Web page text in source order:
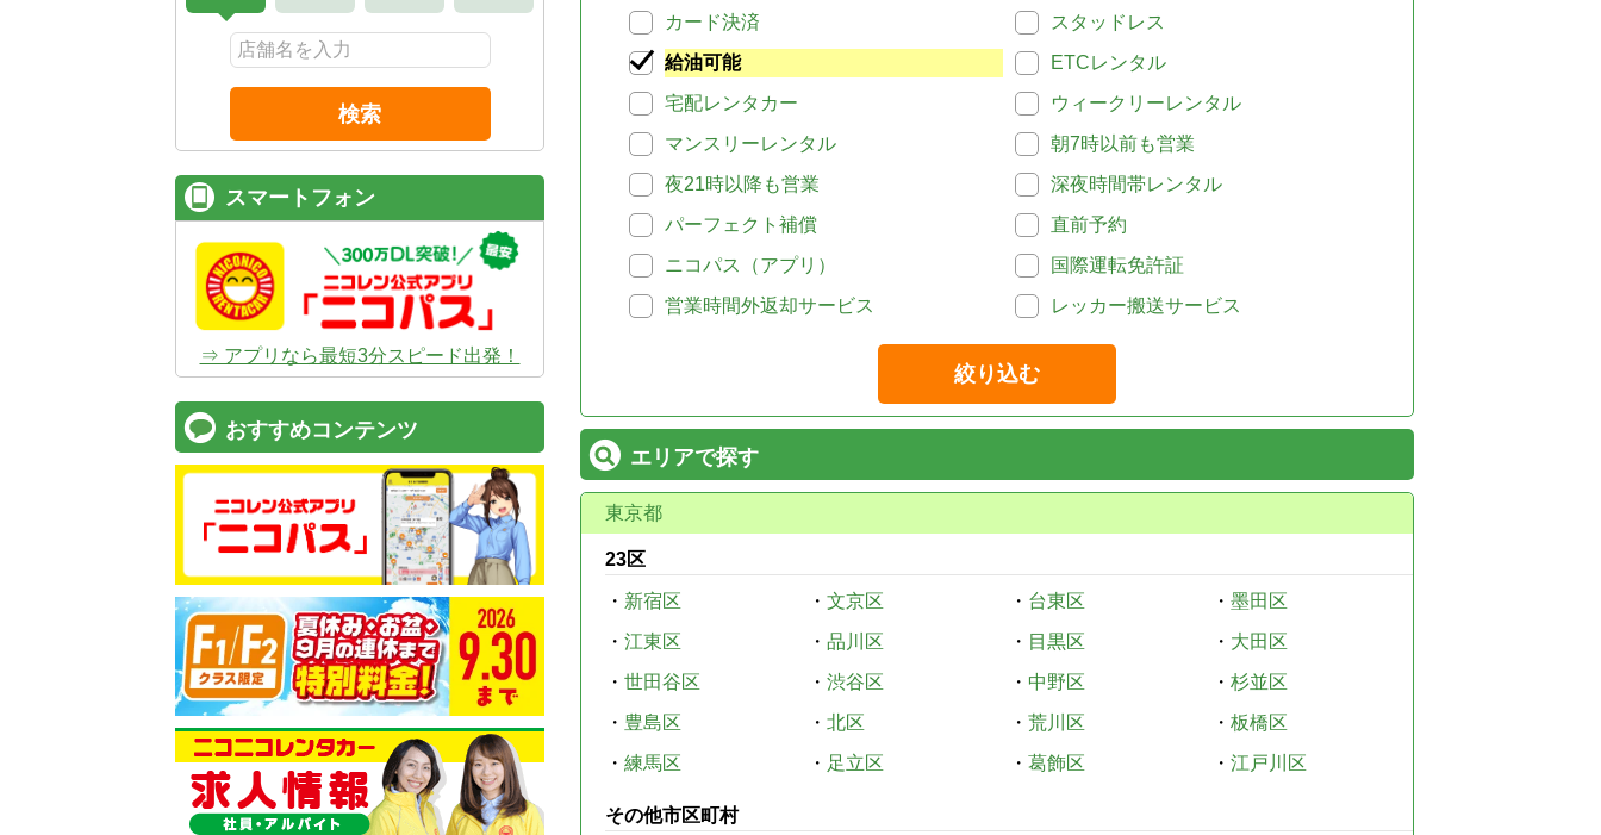
カード決済
スタッドレス
給油可能
ETCレンタル
宅配レンタカー
ウィークリーレンタル
マンスリーレンタル
朝7時以前も営業
夜21時以降も営業
深夜時間帯レンタル
パーフェクト補償
直前予約
ニコパス（アプリ）
国際運転免許証
営業時間外返却サービス
レッカー搬送サービス
絞り込む
エリアで探す
東京都
23区
・ 新宿区 ・ 文京区 ・ 台東区 ・ 墨田区
・ 江東区 ・ 品川区 ・ 目黒区 ・ 大田区
・ 世田谷区 ・ 渋谷区 ・ 中野区 ・ 杉並区
・ 豊島区 ・ 北区 ・ 荒川区 ・ 板橋区
・ 練馬区 ・ 足立区 ・ 葛飾区 ・ 江戸川区
その他市区町村
検索
スマートフォン
⇒ アプリなら最短3分スピード出発！
おすすめコンテンツ